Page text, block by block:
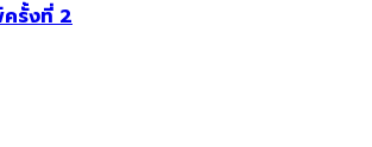
รั้งที่ 2